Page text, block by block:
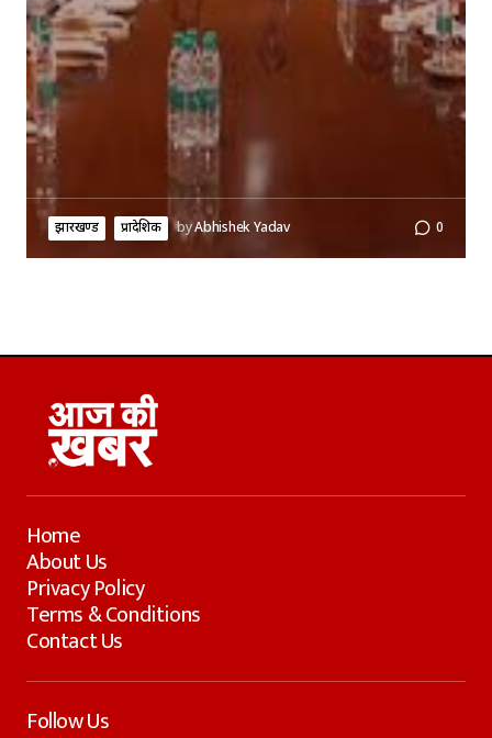
झारखण्ड प्रादेशिक byAbhishek Yadav 0
Home
About Us
Privacy Policy
Terms & Conditions
Contact Us
Follow Us